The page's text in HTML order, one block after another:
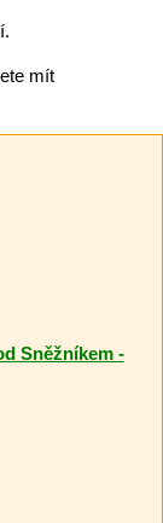
mít
Sněžníkem -